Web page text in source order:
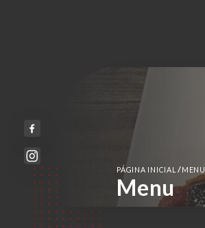
PÁGINA INICIAL/ MENU
Menu